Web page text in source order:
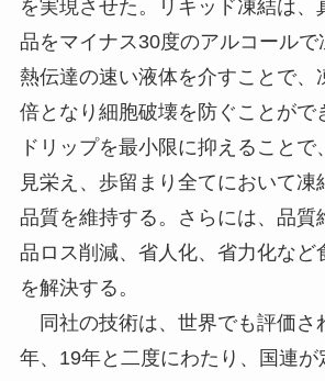
を実現させた。リキッド凍結は、
品をマイナス30度のアルコールで
熱伝達の速い液体を介すことで、
倍となり細胞破壊を防ぐことがで
ドリップを最小限に抑えることで
見栄え、歩留まり全てにおいて凍
品質を維持する。さらには、品質
品ロス削減、省人化、省力化など
を解決する。
同社の技術は、世界でも評価さ
年、19年と二度にわたり、国連